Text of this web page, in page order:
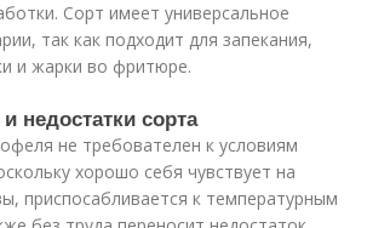
Сорт имеет универсальное
так как подходит для запекания,
и жарки во фритюре.
недостатки сорта
не требователен к условиям
хорошо себя чувствует на
приспосабливается к температурным